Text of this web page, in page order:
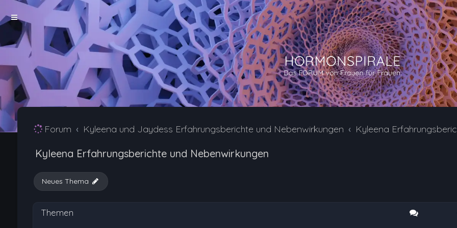
Forum Kyleena und Jaydess Erfahrungsberichte und Nebenwirkungen Kyleena
Kyleena Erfahrungsberichte und Nebenwirkungen
Neues Thema
Themen